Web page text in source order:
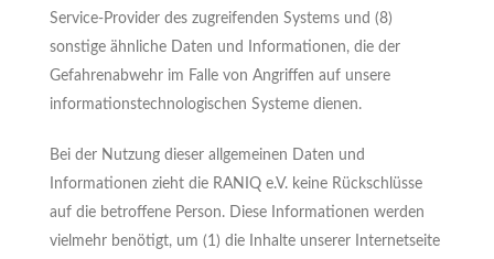
Service-Provider des zugreifenden Systems und (8)
sonstige ähnliche Daten und Informationen, die der
Gefahrenabwehr im Falle von Angriffen auf unsere
informationstechnologischen Systeme dienen.
Bei der Nutzung dieser allgemeinen Daten und
Informationen zieht die RANIQ e.V. keine Rückschlüsse
auf die betroffene Person. Diese Informationen werden
vielmehr benötigt, um (1) die Inhalte unserer Internetseite